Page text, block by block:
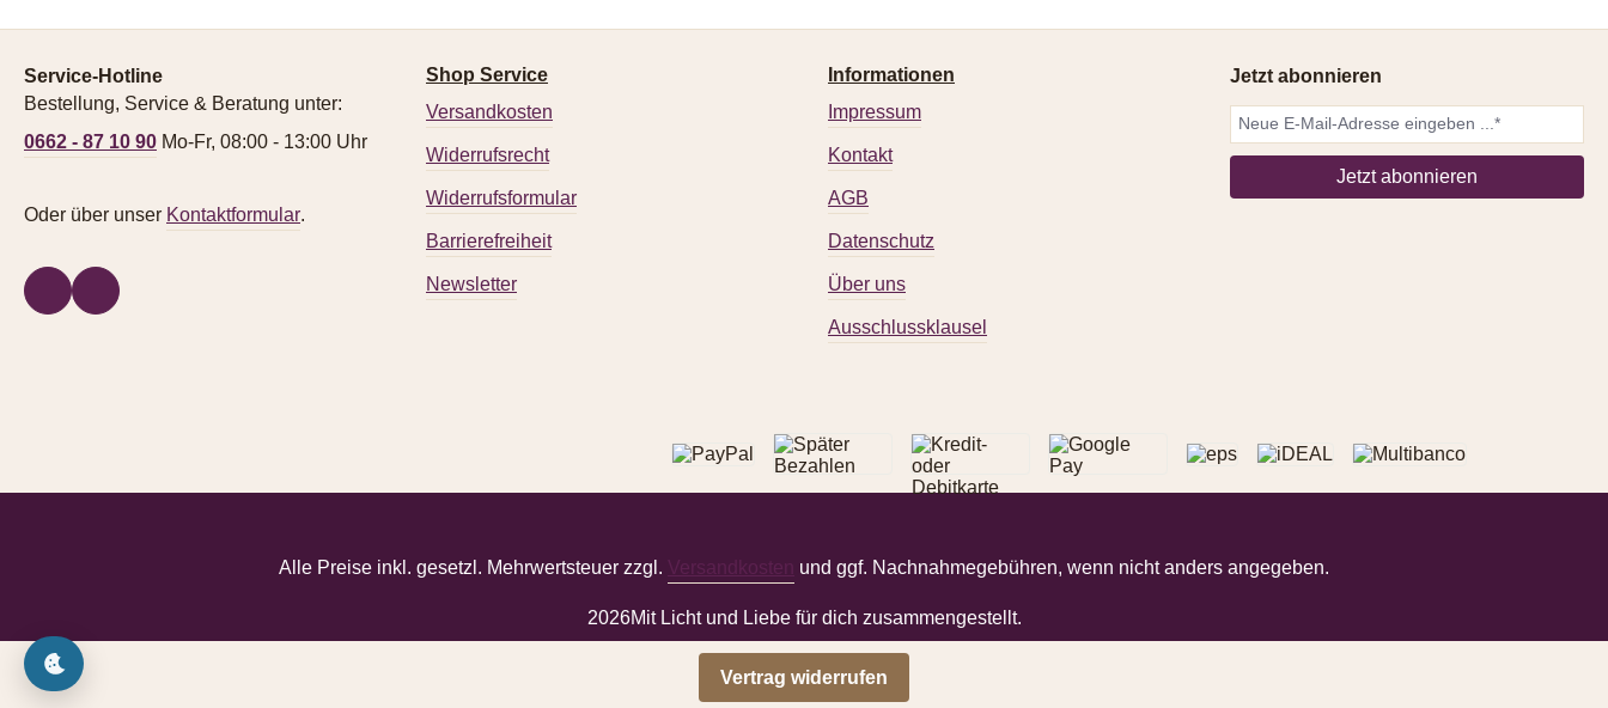
Service-Hotline
Bestellung, Service & Beratung unter:
0662 - 87 10 90 Mo-Fr, 08:00 - 13:00 Uhr
Oder über unser Kontaktformular.
Shop Service
Versandkosten
Widerrufsrecht
Widerrufsformular
Barrierefreiheit
Newsletter
Informationen
Impressum
Kontakt
AGB
Datenschutz
Über uns
Ausschlussklausel
Jetzt abonnieren
Jetzt abonnieren
Alle Preise inkl. gesetzl. Mehrwertsteuer zzgl. Versandkosten und ggf. Nachnahmegebühren, wenn nicht anders angegeben.
2026Mit Licht und Liebe für dich zusammengestellt.
Vertrag widerrufen